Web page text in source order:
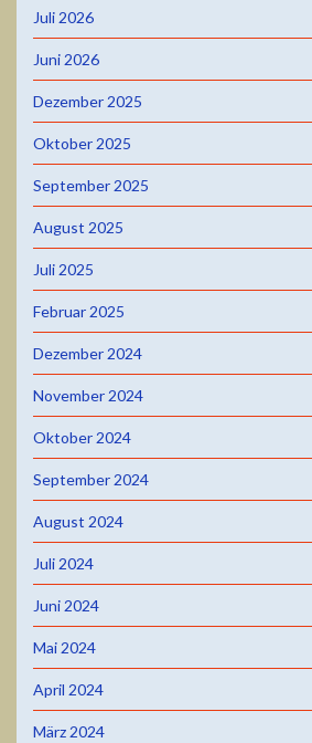
Juli 2026
Juni 2026
Dezember 2025
Oktober 2025
September 2025
August 2025
Juli 2025
Februar 2025
Dezember 2024
November 2024
Oktober 2024
September 2024
August 2024
Juli 2024
Juni 2024
Mai 2024
April 2024
März 2024